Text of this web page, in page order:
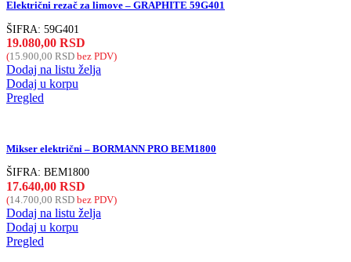
Električni rezač za limove – GRAPHITE 59G401
ŠIFRA: 59G401
19.080,00 RSD
(15.900,00 RSD bez PDV)
Dodaj na listu želja
Dodaj u korpu
Pregled
Mikser električni – BORMANN PRO BEM1800
ŠIFRA: BEM1800
17.640,00 RSD
(14.700,00 RSD bez PDV)
Dodaj na listu želja
Dodaj u korpu
Pregled